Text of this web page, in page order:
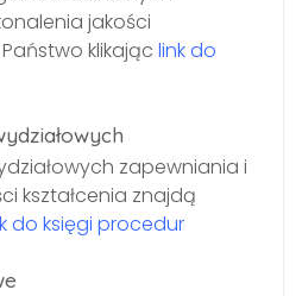
jakości
klikając link do
zapewniania i
kształcenia znajdą
do księgi procedur